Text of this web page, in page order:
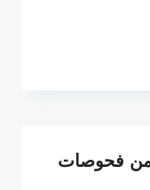
من فحوصات